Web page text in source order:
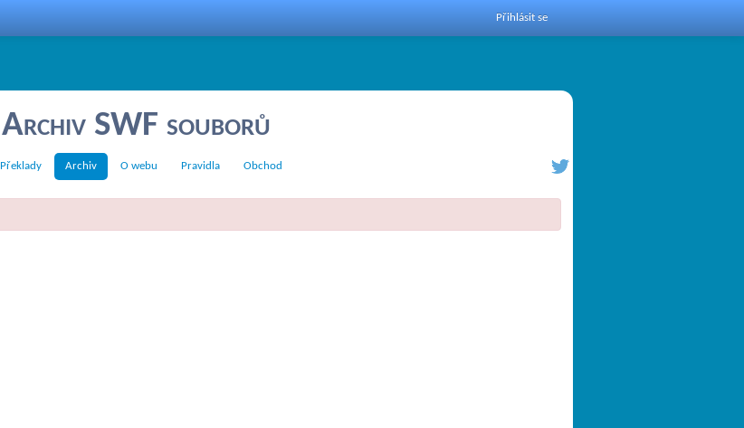
Přihlásit se
Archiv SWF souborů
Překlady Archiv O webu Pravidla Obchod